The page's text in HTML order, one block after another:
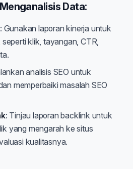
Data:
: Gunakan laporan kinerja untuk
klik, tayangan, CTR,
analisis SEO untuk
memperbaiki masalah SEO
: Tinjau laporan backlink untuk
yang mengarah ke situs
kualitasnya.